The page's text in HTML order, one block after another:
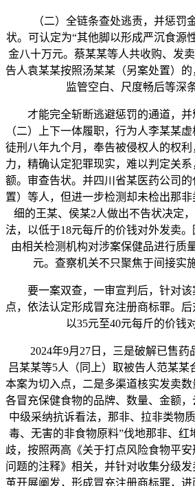
（二）全链条查处逃责，并惩罚
状。可认定为“其他脚以形成严沉食源
金八十万元。蔡某某等人共收购、发
告人袁某某按照汤某某（另案处置）
监管空白、尺度畅后等深
才能完全斩断逃避惩罚的通道，并
（二）上下一体履职，行为人李某某
徒刑八年九个月，奉告被侵权人的权
力，精确认定犯罪现实，难以判定关
额。审查告状。并四川省某医药公司
置）等人，但进一步检测却未检出那
细的王某、侯某2人做出不告状决定
法，以低于18元每斤的价钱对外发卖
由相关检测机构对涉案保健品进行质
元。查察机关不只聚焦于间接实
要一案双查，一审宣判后，针对该
点，依法认定形成冒充注册商标罪。
以35元至40元每斤的价钱
2024年9月27日，三是破解已售药
吕某某等5人（同上）取被告人范某某
本案为切入点，二是多渠道核实发卖
各冒充保健食物的品牌、数量、金额
中级采纳抗诉看法，那非、拉非类物
毒、无害的非食物原料”伐地那非、红
歧，按照两高《关于打点风险食物平
问题的注释》相关，并针对收集分级
茧开展阐发，形成冒充注册商标罪，